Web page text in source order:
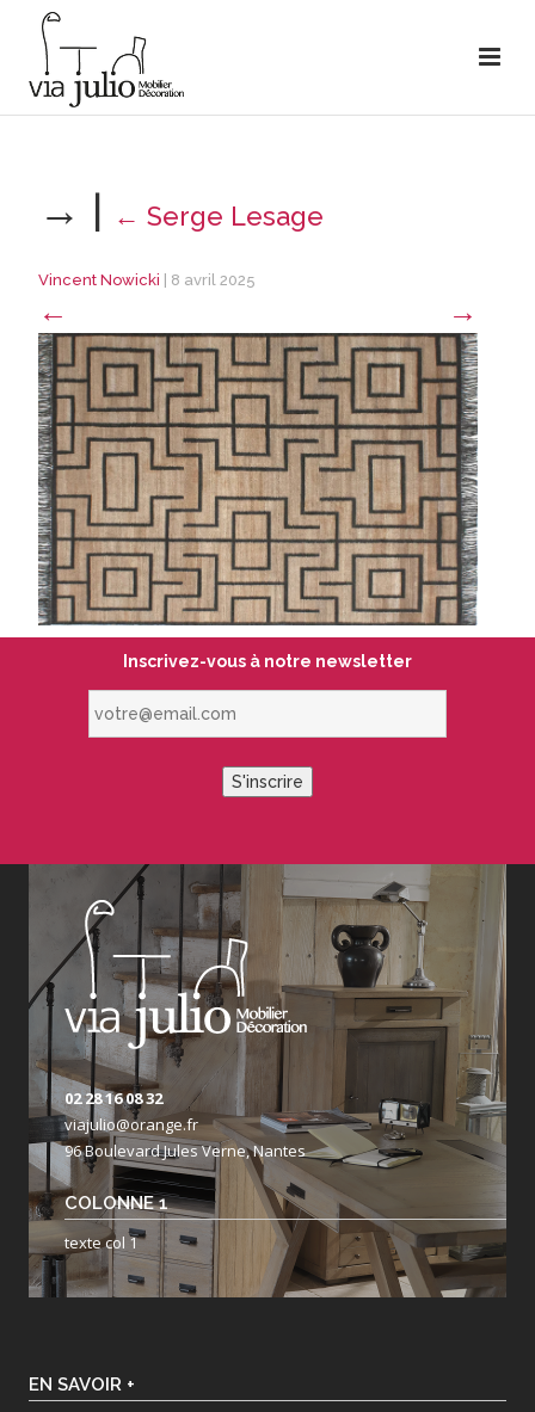
→ | ← Serge Lesage
Vincent Nowicki 8 avril 2025
← →
Inscrivez-vous à notre newsletter
S'inscrire
02 28 16 08 32
viajulio@orange.fr
96 Boulevard Jules Verne, Nantes
COLONNE 1
texte col 1
EN SAVOIR +